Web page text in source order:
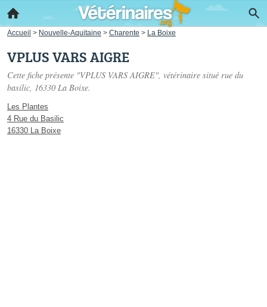
Accueil > Nouvelle-Aquitaine > Charente > La Boixe
VPLUS VARS AIGRE
Cette fiche présente "VPLUS VARS AIGRE", vétérinaire situé rue du
basilic, 16330 La Boixe.
Les Plantes
4 Rue du Basilic
16330 La Boixe